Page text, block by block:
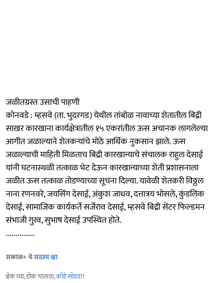
जळीतग्रस्त उसाची पाहणी
कोनवडे : म्हसवे (ता. भुदरगड) येथील तांबोळ नावाच्या शेतातील बिद्री
साखर कारखाना कार्यक्षेत्रातील १५ एकरांतील ऊस अचानक लागलेल्या
आगीत जळाल्याने शेतकऱ्यांचे मोठे आर्थिक नुकसान झाले. ऊस
जळाल्याची माहिती मिळताच बिद्री कारखान्याचे संचालक राहुल देसाई
यांनी घटनास्थळी तत्काळ भेट देऊन कारखान्याच्या शेती प्रशासनाला
जळीत ऊस तत्काळ तोडण्याच्या सूचना दिल्या. यावेळी शेतकरी विठ्ठल
नाना रणनवरे, जयसिंग देसाई, अंकुश जाधव, दत्तात्रय भोसले, कुंडलिक
देसाई, सामाजिक कार्यकर्ते सर्जेराव देसाई, म्हसवे बिद्री सेंटर फिल्डमन
संभाजी गुरव, सुभाष देसाई उपस्थित होते.
...............
सकाळ+ चेसदस्य व्हा
ब्रेक घ्या, डोकं चालवा,कोडे सोडवा!